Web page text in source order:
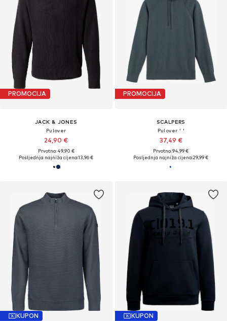
PROMOCIJA
JACK & JONES
Pulover
24,90 €
Prvotno: 49,90 €
Posljednja najniža cijena:13,96 €
PROMOCIJA
SCALPERS
Pulover ' '
37,49 €
Prvotno: 94,99 €
Posljednja najniža cijena:29,99 €
KUPON KUPON